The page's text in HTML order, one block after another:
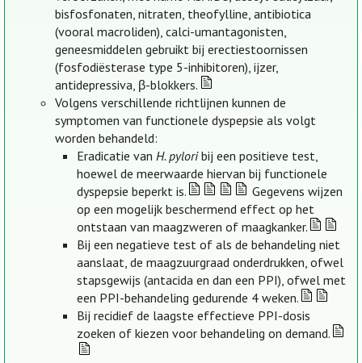
bisfosfonaten, nitraten, theofylline, antibiotica
(vooral macroliden), calci-umantagonisten,
geneesmiddelen gebruikt bij erectiestoornissen
(fosfodiësterase type 5-inhibitoren), ijzer,
antidepressiva, β-blokkers.
Volgens verschillende richtlijnen kunnen de
symptomen van functionele dyspepsie als volgt
worden behandeld:
Eradicatie van H. pyloribij een positieve test,
hoewel de meerwaarde hiervan bij functionele
dyspepsie beperkt is.
Gegevens wijzen
op een mogelijk beschermend effect op het
ontstaan van maagzweren of maagkanker.
Bij een negatieve test of als de behandeling niet
aanslaat, de maagzuurgraad onderdrukken, ofwel
stapsgewijs (antacida en dan een PPI), ofwel met
een PPI-behandeling gedurende 4 weken.
Bij recidief de laagste effectieve PPI-dosis
zoeken of kiezen voor behandeling on demand.